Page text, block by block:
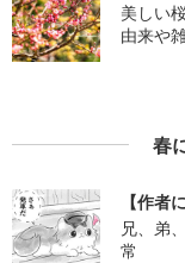
美しい
由来や
春
【作者
兄、弟
常